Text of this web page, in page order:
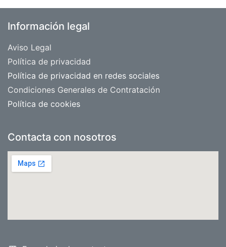
Información legal
Aviso Legal
​Política de privacidad
Política de privacidad en redes sociales
Condiciones Generales de Contratación
Política de cookies
Contacta con nosotros